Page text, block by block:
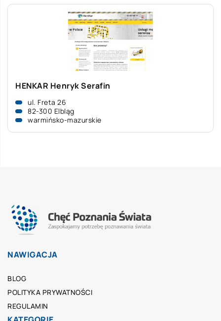
HENKAR Henryk Serafin
ul. Freta 26
82-300 Elbląg
warmińsko-mazurskie
NAWIGACJA
BLOG
POLITYKA PRYWATNOŚCI
REGULAMIN